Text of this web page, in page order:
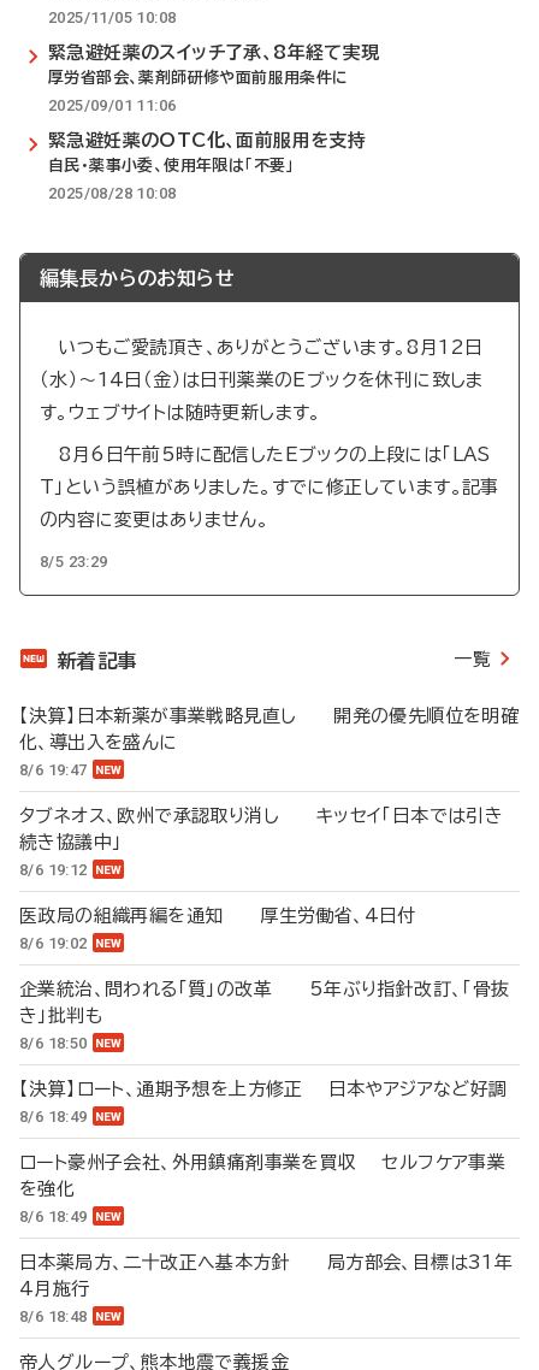
2025/11/05 10:08
緊急避妊薬のスイッチ了承、8年経て実現
厚労省部会、薬剤師研修や面前服用条件に
2025/09/01 11:06
緊急避妊薬のOTC化、面前服用を支持
自民・薬事小委、使用年限は「不要」
2025/08/28 10:08
編集長からのお知らせ
いつもご愛読頂き、ありがとうございます。8月12日
（水）～14日（金）は日刊薬業のEブックを休刊に致しま
す。ウェブサイトは随時更新します。
8月6日午前5時に配信したEブックの上段には「LAS
T」という誤植がありました。すでに修正しています。記事
の内容に変更はありません。
8/5 23:29
新着記事 一覧
【決算】日本新薬が事業戦略見直し 開発の優先順位を明確
化、導出入を盛んに
8/6 19:47
タブネオス、欧州で承認取り消し キッセイ「日本では引き
続き協議中」
8/6 19:12
医政局の組織再編を通知 厚生労働省、4日付
8/6 19:02
企業統治、問われる「質」の改革 5年ぶり指針改訂、「骨抜
き」批判も
8/6 18:50
【決算】ロート、通期予想を上方修正 日本やアジアなど好調
8/6 18:49
ロート豪州子会社、外用鎮痛剤事業を買収 セルフケア事業
を強化
8/6 18:49
日本薬局方、二十改正へ基本方針 局方部会、目標は31年
4月施行
8/6 18:48
帝人グループ、熊本地震で義援金